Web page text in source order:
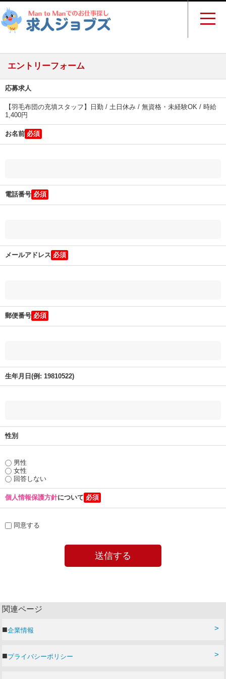
エントリーフォーム
応募求人
【羽毛布団の充填スタッフ】日勤 / 土日休み / 無資格・未経験OK / 時給
1,400円
お名前
電話番号
メールアドレス
郵便番号
生年月日(例: 19810522)
性別
男性
女性
回答しない
個人情報保護方針について
同意する
関連ページ
企業情報
プライバシーポリシー